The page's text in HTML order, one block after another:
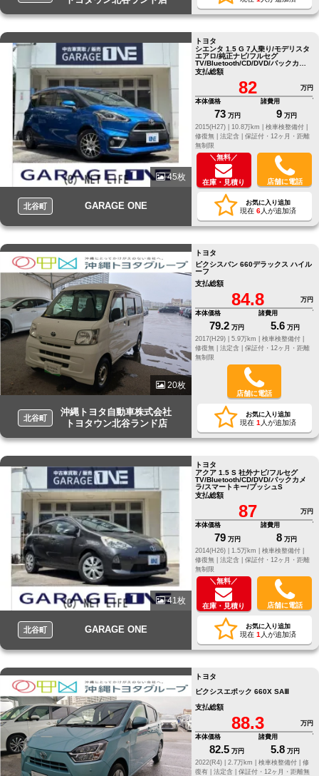
45枚
北谷町 GARAGE ONE
トヨタ
シエンタ 1.5 G 7人乗り/モデリスタ
エアロ/純正ナビ/フルセグ
TV/Bluetooth/CD/DVD/バックカメ
ラ
支払総額
82
万円
本体価格
73 万円
諸費用
9 万円
2015(H27) |
10.8万km |
検車検整備付 |
修復無 | 法定含 | 保証付・12ヶ月・距離
無制限
＼無料／
在庫・見積り 店舗に電話
お気に入り追加
現在 6人が追加済
20枚
北谷町
沖縄トヨタ自動車株式会社
トヨタウン北谷ランド店
トヨタ
ピクシスバン 660デラックス ハイル
ーフ
支払総額
84.8
万円
本体価格
79.2 万円
諸費用
5.6 万円
2017(H29) |
5.9万km |
検車検整備付 |
修復無 | 法定含 | 保証付・12ヶ月・距離
無制限
店舗に電話
お気に入り追加
現在 1 人が追加済
41枚
北谷町 GARAGE ONE
トヨタ
アクア 1.5 S 社外ナビ/フルセグ
TV/Bluetooth/CD/DVD/バックカメ
ラ/スマートキー/プッシュS
支払総額
87
万円
本体価格
79 万円
諸費用
8 万円
2014(H26) |
1.5万km |
検車検整備付 |
修復無 | 法定含 | 保証付・12ヶ月・距離
無制限
＼無料／
在庫・見積り 店舗に電話
お気に入り追加
現在 1 人が追加済
トヨタ
ピクシスエポック 660X SAⅢ
支払総額
88.3
万円
本体価格
82.5 万円
諸費用
5.8 万円
2022(R4) |
2.7万km | 検車検整備付 | 修
復有 | 法定含 | 保証付・12ヶ月・距離無